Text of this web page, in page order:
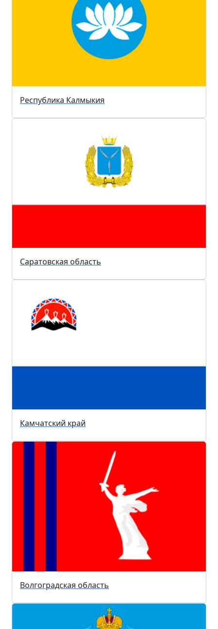
Республика Калмыкия
Саратовская область
Камчатский край
Волгоградская область